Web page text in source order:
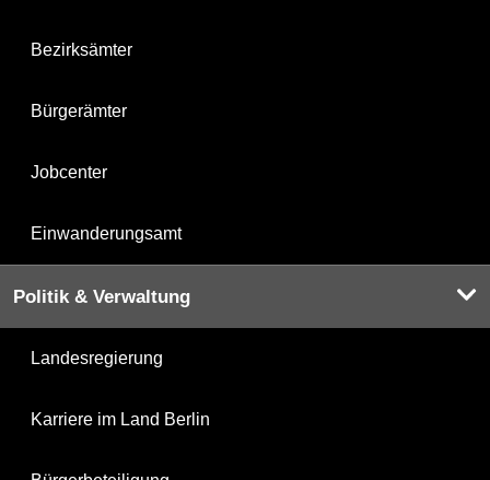
Bezirksämter
Bürgerämter
Jobcenter
Einwanderungsamt
Politik & Verwaltung
Landesregierung
Karriere im Land Berlin